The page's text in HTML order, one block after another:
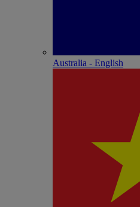
Australia - English